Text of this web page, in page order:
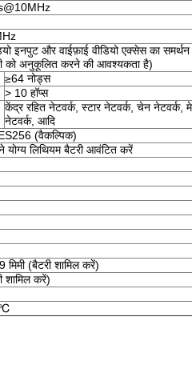
इनपुट और वाईफ़ाई वीडियो एक्सेस का
को अनुकूलित करने की आवश्यकता है)
≥64 नोड्स
> 10 हॉप्स
केंद्र रहित नेटवर्क, स्टार नेटवर्क, चेन नेटवर्क,
नेटवर्क, आदि
(वैकल्पिक)
योग्य लिथियम बैटरी आवंटित करें
(बैटरी शामिल करें)
शामिल करें)
℃